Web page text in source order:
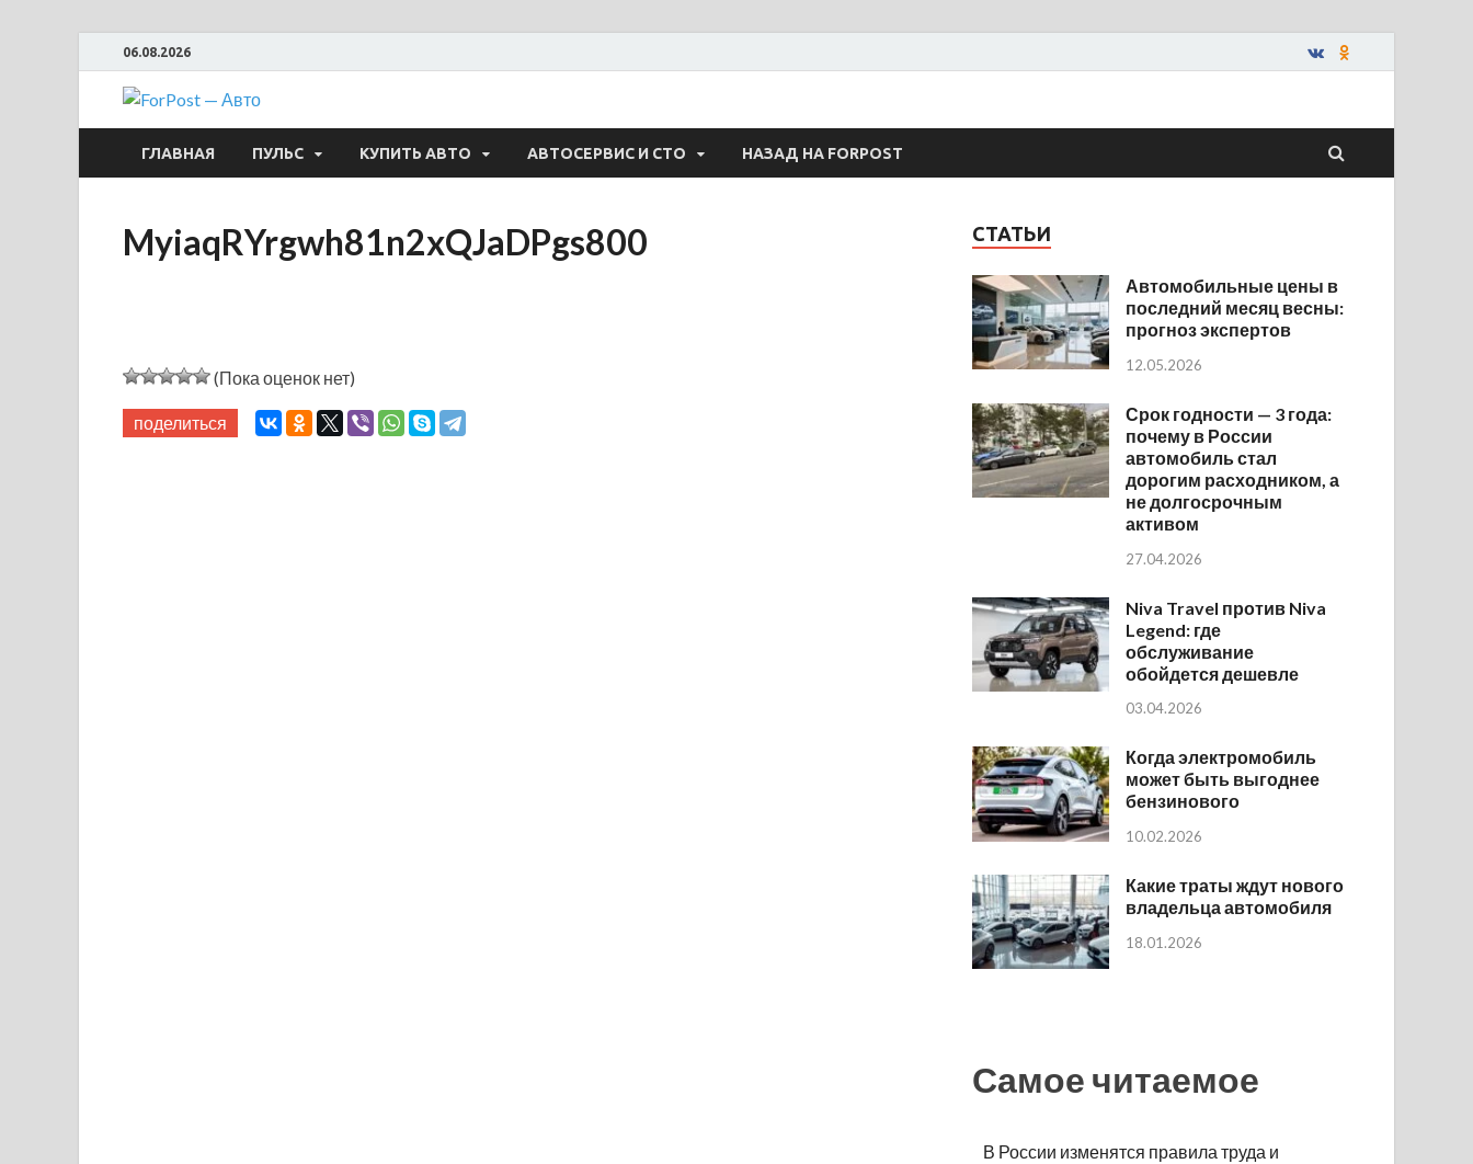
06.08.2026
ForPost — Авто
ГЛАВНАЯ ПУЛЬС КУПИТЬ АВТО АВТОСЕРВИС И СТО НАЗАД НА FORPOST
MyiaqRYrgwh81n2xQJaDPgs800
(Пока оценок нет)
поделиться
СТАТЬИ
Автомобильные цены в
последний месяц весны:
прогноз экспертов
12.05.2026
Срок годности — 3 года:
почему в России
автомобиль стал
дорогим расходником, а
не долгосрочным
активом
27.04.2026
Niva Travel против Niva
Legend: где
обслуживание
обойдется дешевле
03.04.2026
Когда электромобиль
может быть выгоднее
бензинового
10.02.2026
Какие траты ждут нового
владельца автомобиля
18.01.2026
Самое читаемое
В России изменятся правила труда и